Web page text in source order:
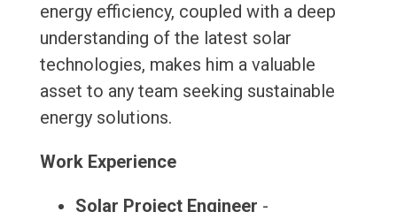
energy efficiency, coupled with a deep
understanding of the latest solar
technologies, makes him a valuable
asset to any team seeking sustainable
energy solutions.
Work Experience
Solar Project Engineer -